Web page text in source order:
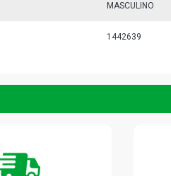
MASCULINO
1442639